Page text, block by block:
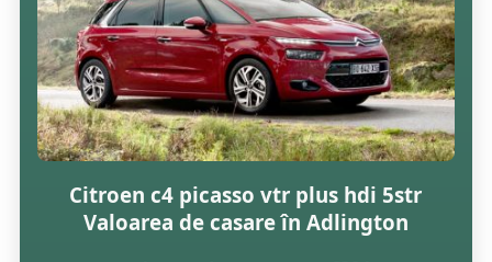
Citroen c4 picasso vtr plus hdi 5str
Valoarea de casare în Adlington